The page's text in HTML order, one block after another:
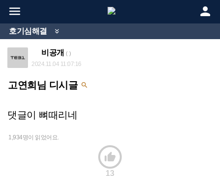
 
호기심해결 
비공개 ( )
2024.11.04 11:07:16
고연희님 디시글 
댓글이 뼈때리네
1,934명이 읽었어요.

13